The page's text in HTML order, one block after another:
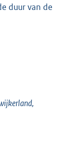
duur van de